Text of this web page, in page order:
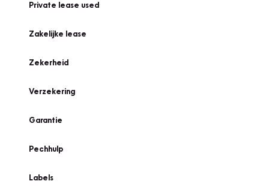
Private lease used
Zakelijke lease
Zekerheid
Verzekering
Garantie
Pechhulp
Labels